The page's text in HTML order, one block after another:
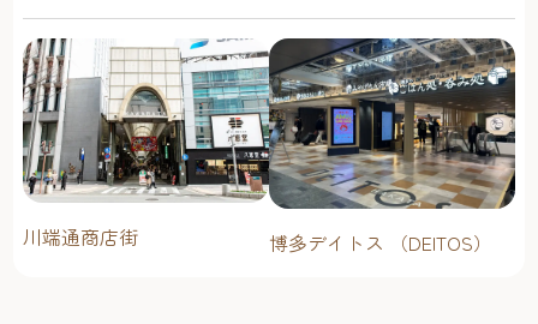
い人情に触れながら福岡の屋台文化を五感で味わうことが
できる。"my YATAI診断"は、そんな体験への背中を押してく
れる存在。 屋台選びに迷ったら、ぜひ診断を活用して、あ
なただけの屋台時間を楽しんで。 診断はこちらから
▼https://lin.ee/IrN0Ach
川端通商店街 博多デイトス （DEITOS）